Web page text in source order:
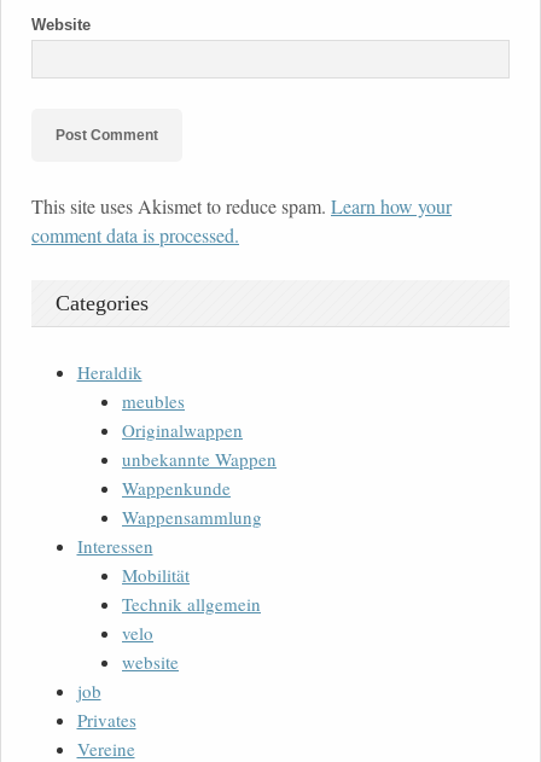
Website
This site uses Akismet to reduce spam. Learn how your
comment data is processed.
Categories
Heraldik
meubles
Originalwappen
unbekannte Wappen
Wappenkunde
Wappensammlung
Interessen
Mobilität
Technik allgemein
velo
website
job
Privates
Vereine